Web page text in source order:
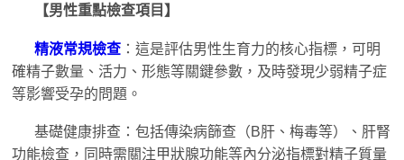
【男性重點檢查項目】
精液常規檢查 ：這是評估男性生育力的核心指標，可明
確精子數量、活力、形態等關鍵參數，及時發現少弱精子症
等影響受孕的問題。
基礎健康排查：包括傳染病篩查（B肝、梅毒等）、肝腎
功能檢查，同時需關注甲狀腺功能等內分泌指標對精子質量